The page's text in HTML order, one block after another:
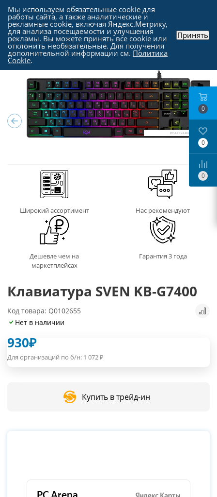
Каталог - Периферия - Клавиатуры
Широкий ассортимент Нас рекомендуют
Дешевле чем на
маркетплейсах
Гарантия 3 года
Клавиатура SVEN KB-G7400
Код товара: Q0102655
Нет в наличии
930₽
Для организаций по б/н: 1 072₽
Купить в трейд-ин
0
0
0
Мы используем обязательные cookie для
работы сайта, а также аналитические и
рекламные cookie, включая Яндекс.Метрику,
для анализа посещаемости и улучшения
рекламы. Вы можете принять все cookie или
отклонить необязательные. Для получения
дополнительной информации см. Политика
Cookie.
Принять